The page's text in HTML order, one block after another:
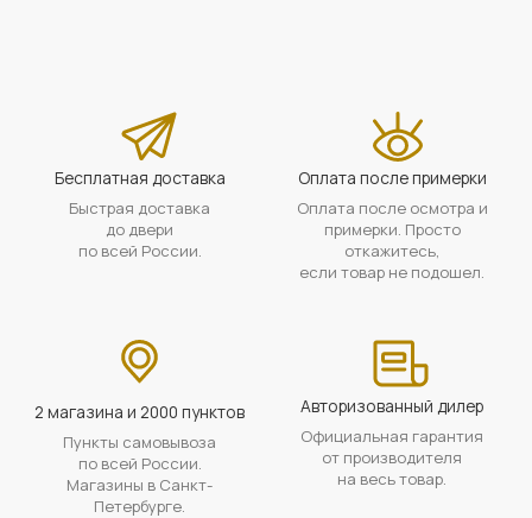
Бесплатная доставка
Быстрая доставка
до двери
по всей России.
Оплата после примерки
Оплата после осмотра и
примерки. Просто
откажитесь,
если товар не подошел.
2 магазина и 2000 пунктов
Пункты самовывоза
по всей России.
Магазины в Санкт-
Петербурге.
Авторизованный дилер
Официальная гарантия
от производителя
на весь товар.